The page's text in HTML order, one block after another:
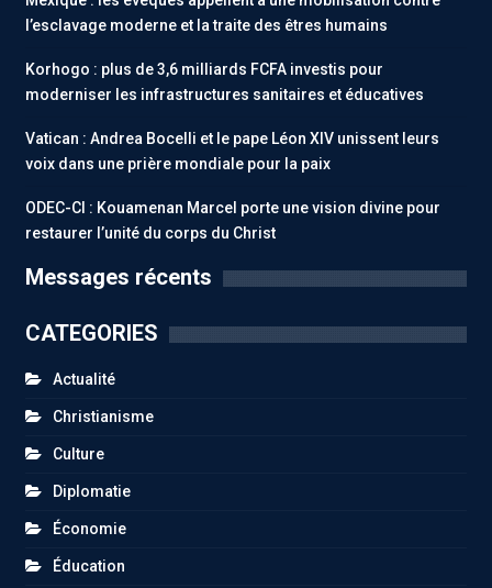
l’esclavage moderne et la traite des êtres humains
Korhogo : plus de 3,6 milliards FCFA investis pour
moderniser les infrastructures sanitaires et éducatives
Vatican : Andrea Bocelli et le pape Léon XIV unissent leurs
voix dans une prière mondiale pour la paix
ODEC-CI : Kouamenan Marcel porte une vision divine pour
restaurer l’unité du corps du Christ
Messages récents
CATEGORIES
Actualité
Christianisme
Culture
Diplomatie
Économie
Éducation